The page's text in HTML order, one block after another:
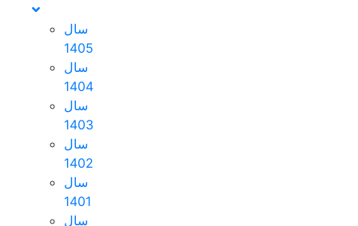
سال
1405
سال
1404
سال
1403
سال
1402
سال
1401
سال